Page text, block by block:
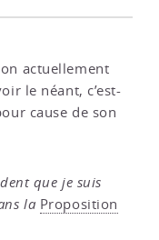
actuellement
le néant, c’est-
cause de son
que je suis
la Proposition